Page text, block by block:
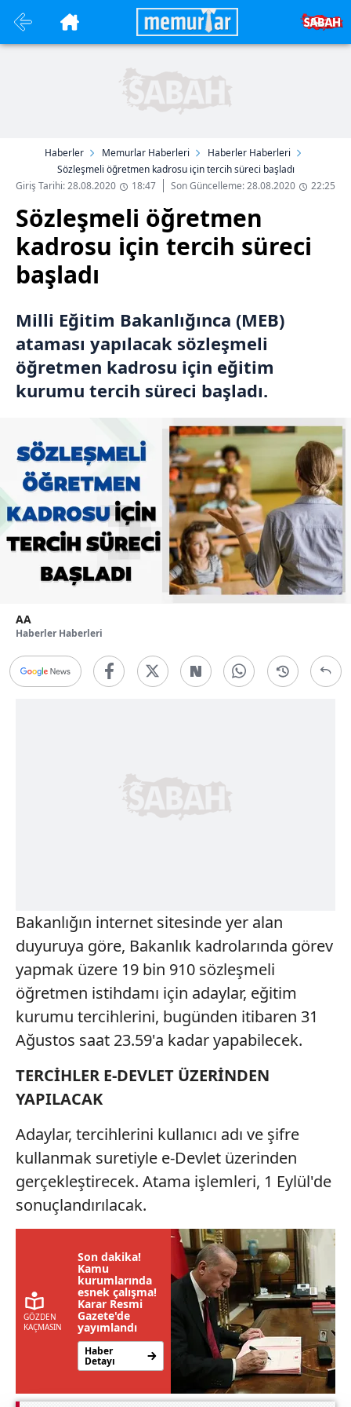
Haberler Memurlar Haberleri
Haberler Haberleri
Sözleşmeli öğretmen kadrosu için tercih süreci başladı
Giriş Tarihi: 28.08.2020
18:47 Son Güncelleme: 28.08.2020 22:25
Sözleşmeli öğretmen
kadrosu için tercih süreci
başladı
Milli Eğitim Bakanlığınca (MEB)
ataması yapılacak sözleşmeli
öğretmen kadrosu için eğitim
kurumu tercih süreci başladı.
AA
Haberler Haberleri
Bakanlığın internet sitesinde yer alan
duyuruya göre, Bakanlık kadrolarında görev
yapmak üzere 19 bin 910 sözleşmeli
öğretmen istihdamı için adaylar, eğitim
kurumu tercihlerini, bugünden itibaren 31
Ağustos saat 23.59'a kadar yapabilecek.
TERCİHLER E-DEVLET ÜZERİNDEN
YAPILACAK
Adaylar, tercihlerini kullanıcı adı ve şifre
kullanmak suretiyle e-Devlet üzerinden
gerçekleştirecek. Atama işlemleri, 1 Eylül'de
sonuçlandırılacak.
Son dakika!
Kamu
kurumlarında
esnek çalışma!
Karar Resmi
Gazete'de
yayımlandı